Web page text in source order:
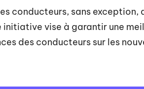
conducteurs, sans exception,
vise à garantir une
des conducteurs sur les